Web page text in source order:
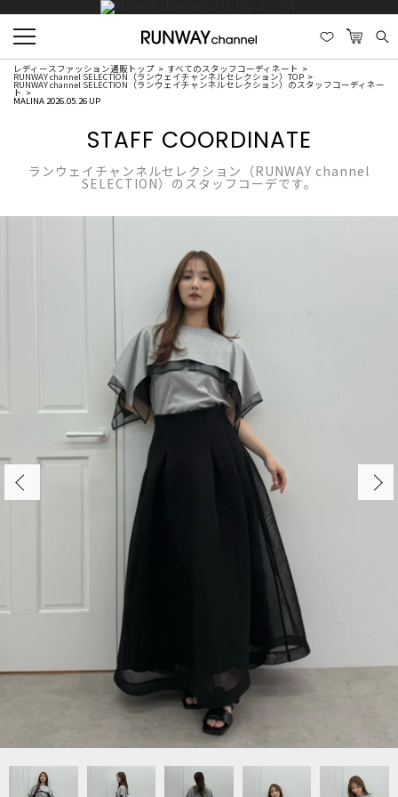
レディースファッション通販トップ すべてのスタッフコーディネート
RUNWAY channel SELECTION（ランウェイチャンネルセレクション）TOP
RUNWAY channel SELECTION（ランウェイチャンネルセレクション）のスタッフコーディネー
ト
MALINA 2026.05.26 UP
STAFF COORDINATE
ランウェイチャンネルセレクション（RUNWAY channel
SELECTION）のスタッフコーデです。